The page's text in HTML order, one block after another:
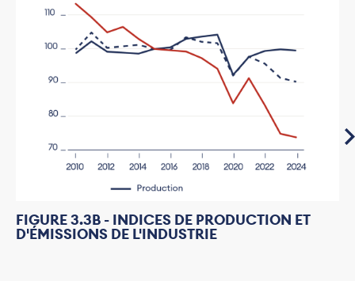
FIGURE 3.3B - INDICES DE PRODUCTION ET
D'ÉMISSIONS DE L'INDUSTRIE